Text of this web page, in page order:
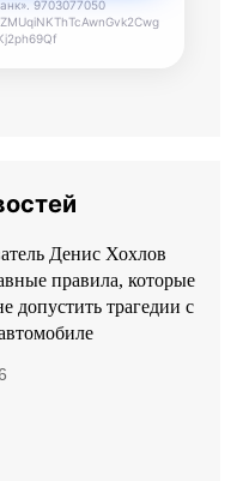
9703077050
Денис Хохлов
правила, которые
допустить трагедии с